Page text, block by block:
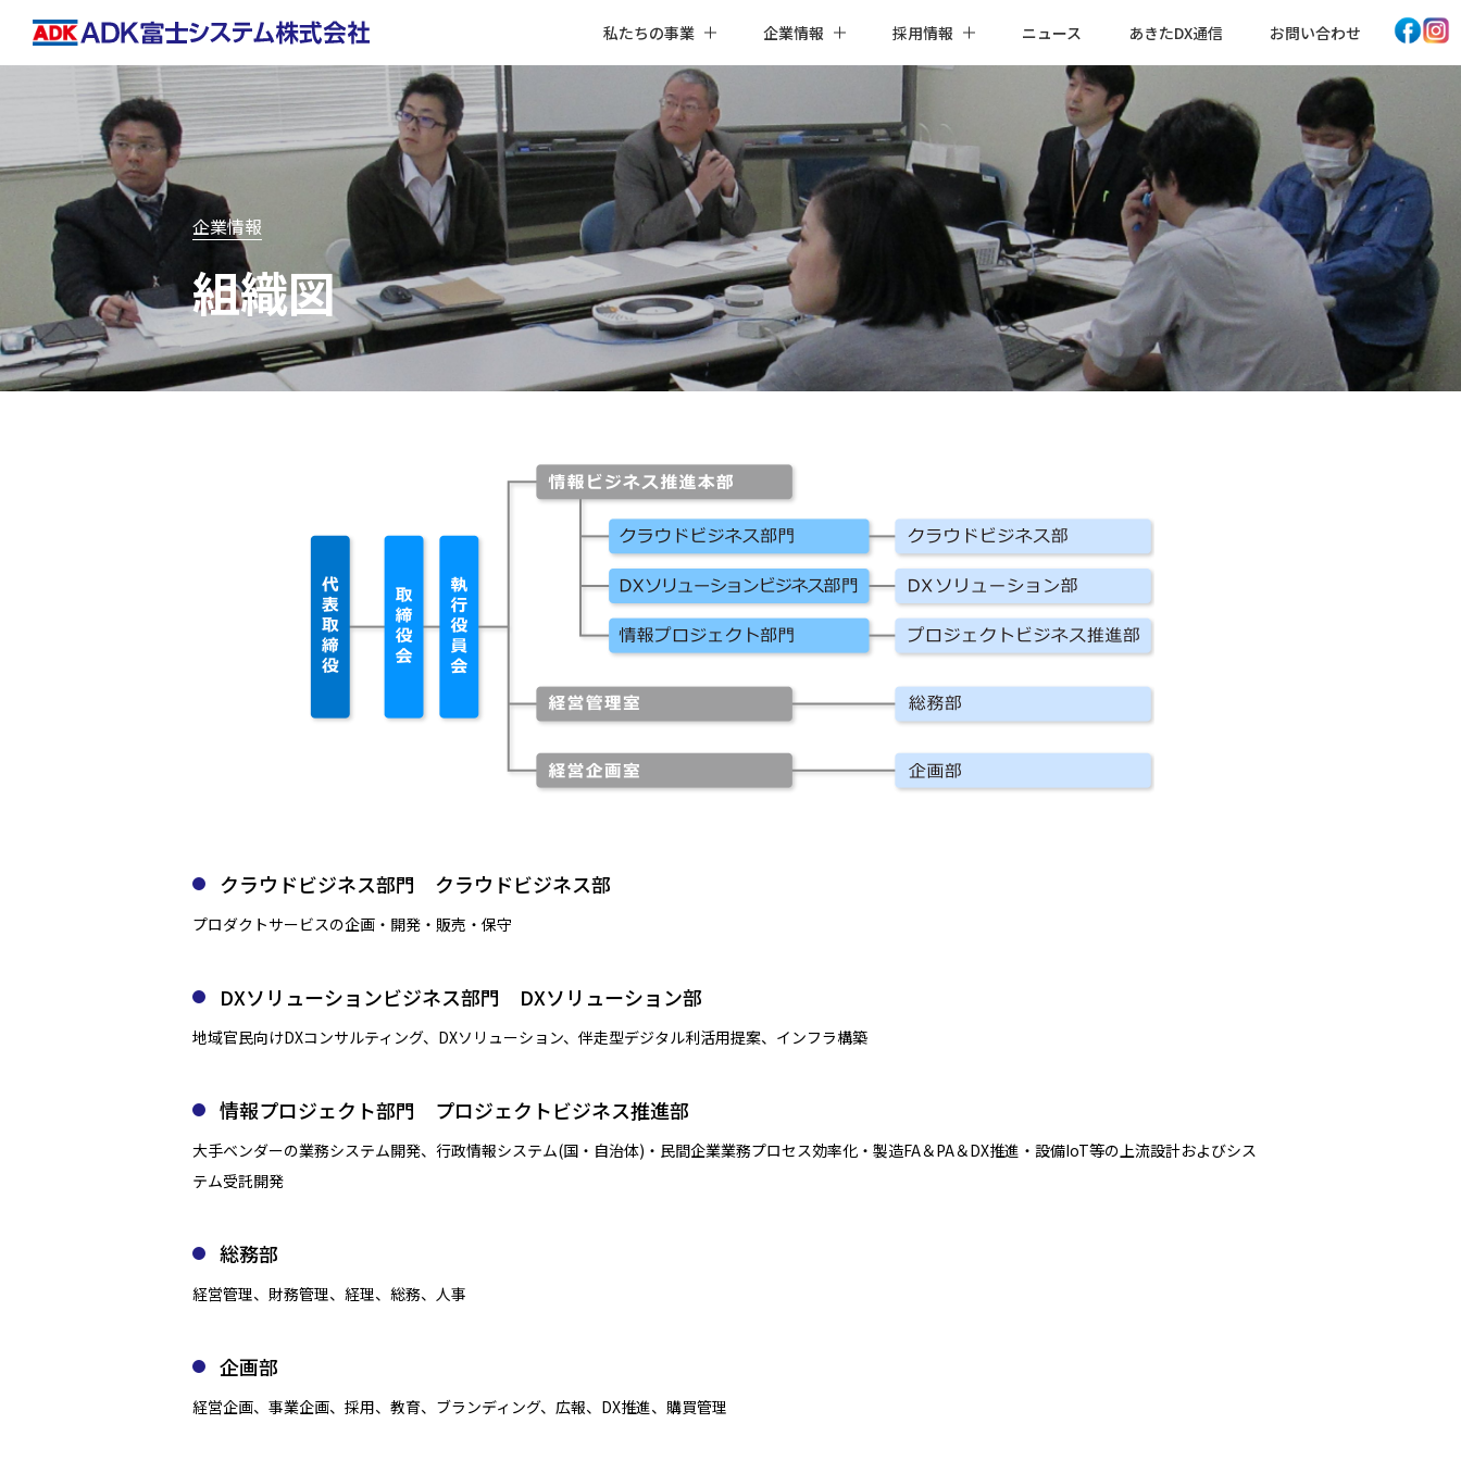
私たちの事業 企業情報 採用情報 ニュース あきたDX通信 お問い合わせ
企業情報
組織図
クラウドビジネス部門 クラウドビジネス部
プロダクトサービスの企画・開発・販売・保守
DXソリューションビジネス部門 DXソリューション部
地域官民向けDXコンサルティング、DXソリューション、伴走型デジタル利活用提案、インフラ構築
情報プロジェクト部門 プロジェクトビジネス推進部
大手ベンダーの業務システム開発、行政情報システム(国・自治体)・民間企業業務プロセス効率化・製造FA＆PA＆DX推進・設備IoT等の上流設計およびシス
テム受託開発
総務部
経営管理、財務管理、経理、総務、人事
企画部
経営企画、事業企画、採用、教育、ブランディング、広報、DX推進、購買管理